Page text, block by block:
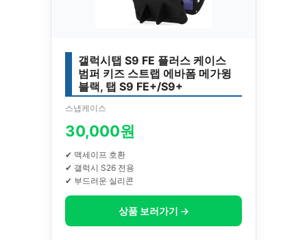
갤럭시탭 S9 FE 플러스 케이스
범퍼 키즈 스트랩 에바폼 메가윙
블랙, 탭 S9 FE+/S9+
스냅케이스
30,000원
✔ 맥세이프 호환
✔ 갤럭시 S26 전용
✔ 부드러운 실리콘
상품 보러가기 →